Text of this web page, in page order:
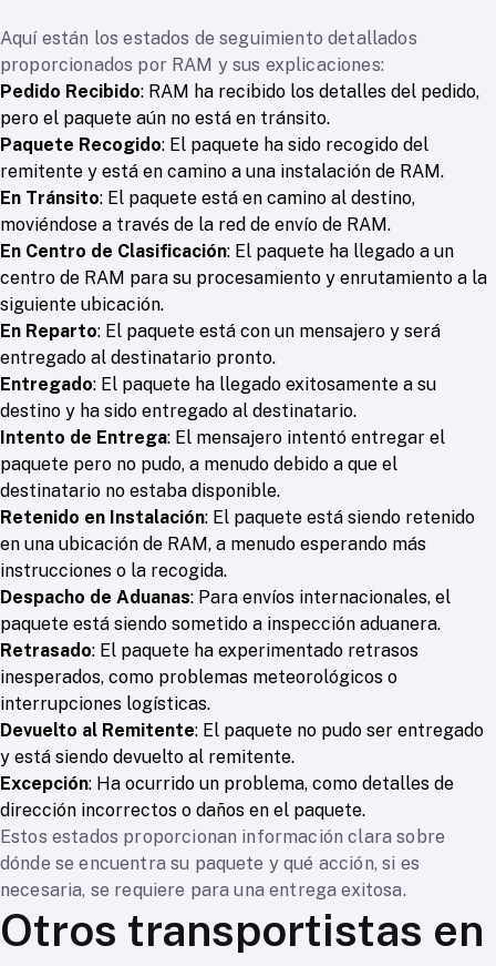
Aquí están los estados de seguimiento detallados
proporcionados por RAM y sus explicaciones:
Pedido Recibido: RAM ha recibido los detalles del pedido,
pero el paquete aún no está en tránsito.
Paquete Recogido: El paquete ha sido recogido del
remitente y está en camino a una instalación de RAM.
En Tránsito: El paquete está en camino al destino,
moviéndose a través de la red de envío de RAM.
En Centro de Clasificación: El paquete ha llegado a un
centro de RAM para su procesamiento y enrutamiento a la
siguiente ubicación.
En Reparto: El paquete está con un mensajero y será
entregado al destinatario pronto.
Entregado: El paquete ha llegado exitosamente a su
destino y ha sido entregado al destinatario.
Intento de Entrega: El mensajero intentó entregar el
paquete pero no pudo, a menudo debido a que el
destinatario no estaba disponible.
Retenido en Instalación: El paquete está siendo retenido
en una ubicación de RAM, a menudo esperando más
instrucciones o la recogida.
Despacho de Aduanas: Para envíos internacionales, el
paquete está siendo sometido a inspección aduanera.
Retrasado: El paquete ha experimentado retrasos
inesperados, como problemas meteorológicos o
interrupciones logísticas.
Devuelto al Remitente: El paquete no pudo ser entregado
y está siendo devuelto al remitente.
Excepción: Ha ocurrido un problema, como detalles de
dirección incorrectos o daños en el paquete.
Estos estados proporcionan información clara sobre
dónde se encuentra su paquete y qué acción, si es
necesaria, se requiere para una entrega exitosa.
Otros transportistas en